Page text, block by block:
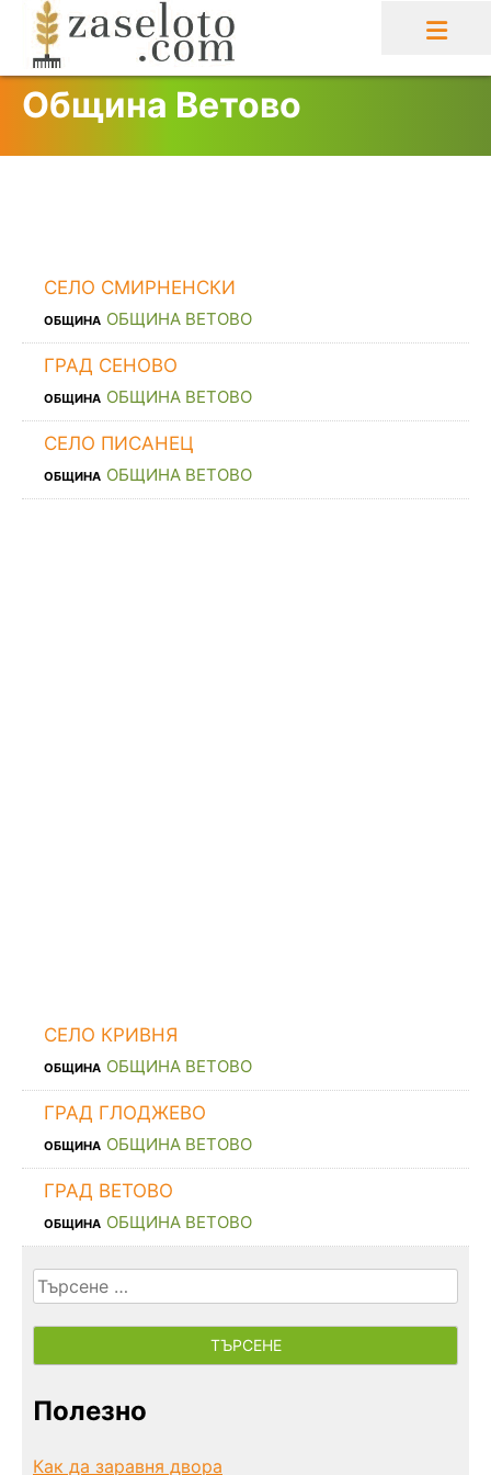
content
Община Ветово
СЕЛО СМИРНЕНСКИ
ОБЩИНА ОБЩИНА ВЕТОВО
ГРАД СЕНОВО
ОБЩИНА ОБЩИНА ВЕТОВО
СЕЛО ПИСАНЕЦ
ОБЩИНА ОБЩИНА ВЕТОВО
СЕЛО КРИВНЯ
ОБЩИНА ОБЩИНА ВЕТОВО
ГРАД ГЛОДЖЕВО
ОБЩИНА ОБЩИНА ВЕТОВО
ГРАД ВЕТОВО
ОБЩИНА ОБЩИНА ВЕТОВО
Търсене
за:
Полезно
Как да заравня двора